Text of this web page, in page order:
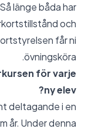
länge båda har
och
får ni
övningsköra.
för varje
ny elev?
deltagande i en
år. Under denna